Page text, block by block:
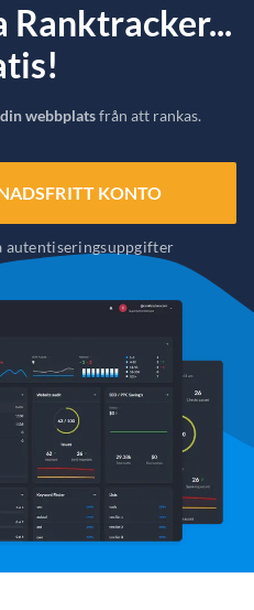
Ranktracker...
din webbplatsfrån att rankas.
KONTO
autentiseringsuppgifter